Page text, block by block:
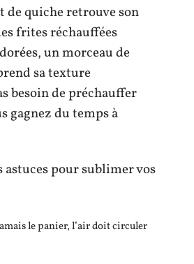
de quiche retrouve son
frites réchauffées
un morceau de
sa texture
besoin de préchauffer
gagnez du temps à
astuces pour sublimer vos
le panier, l’air doit circuler